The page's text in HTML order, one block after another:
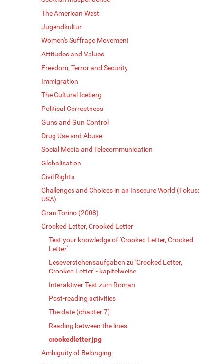
The American West
Jugendkultur
Women's Suffrage Movement
Attitudes and Values
Freedom, Terror and Security
Immigration
The Cultural Iceberg
Political Correctness
Guns and Gun Control
Drug Use and Abuse
Social Media and Telecommunication
Globalisation
Civil Rights
Challenges and Choices in an Insecure World (Fokus:
USA)
Gran Torino (2008)
Crooked Letter, Crooked Letter
Test your knowledge of 'Crooked Letter, Crooked
Letter'
Leseverstehensaufgaben zu 'Crooked Letter,
Crooked Letter' - kapitelweise
Interaktiver Test zum Roman
Post-reading activities
The date (chapter 7)
Reading between the lines
crookedletter.jpg
Ambiguity of Belonging